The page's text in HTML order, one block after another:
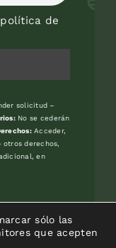
de
solicitud –
No se cederán
Acceder,
derechos,
en
sólo las
que acepten